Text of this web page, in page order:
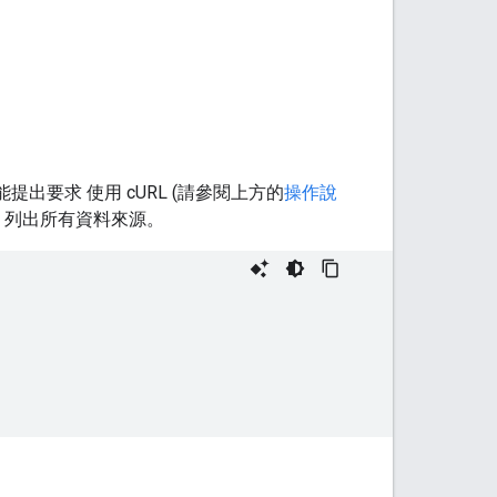
出要求 使用 cURL (請參閱上方的操作說
出所有資料來源。